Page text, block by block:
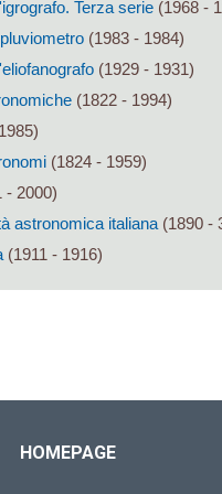
Terza serie(1968 -
(1983 - 1984)
(1929 - 1931)
(1822 - 1994)
(1824 - 1959)
2000)
astronomica italiana(1890 -
(1911 - 1916)
HOMEPAGE